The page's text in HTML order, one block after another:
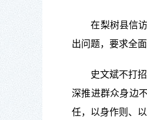
在梨树县信访
出问题，要求全
史文斌不打招呼
深推进群众身边
任，以身作则、